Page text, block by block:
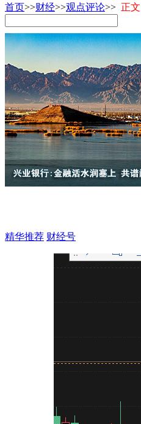
首页>>财经>>观点评论>> 正文
精华推荐 财经号